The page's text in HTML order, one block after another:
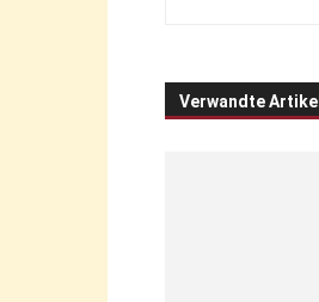
Verwandte Artikel